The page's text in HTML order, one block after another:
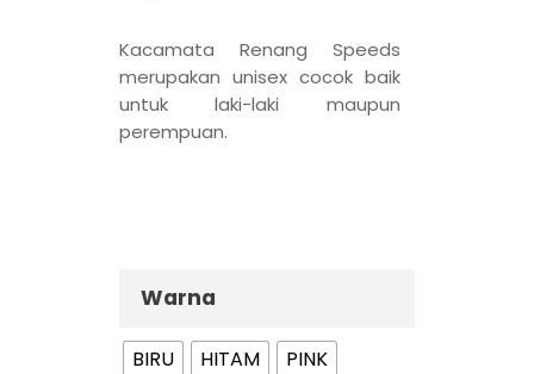
Kacamata Renang Speeds
merupakan unisex cocok baik
untuk laki-laki maupun
perempuan.
Warna
BIRU HITAM
PINK